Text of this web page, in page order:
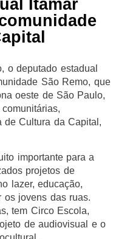
Itamar
o deputado estadual
São Remo, que
oeste de São Paulo,
de Cultura da Capital,
importante para a
projetos de
lazer, educação,
os jovens das ruas.
tem Circo Escola,
de audiovisual e o